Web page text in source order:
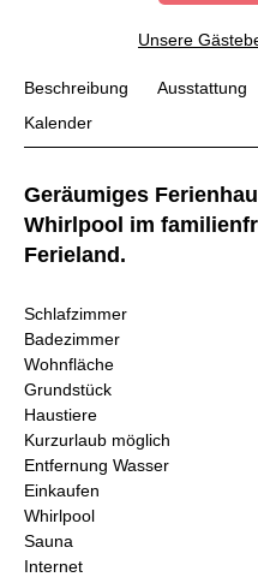
Unsere
Beschreibung Ausstattung
Kalender
Geräumiges
Whirlpool im
Ferieland.
Schlafzimmer
Badezimmer
Wohnfläche
Grundstück
Haustiere
Kurzurlaub möglich
Entfernung Wasser
Einkaufen
Whirlpool
Sauna
Internet